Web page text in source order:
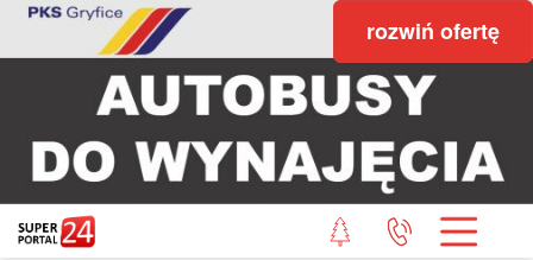
rozwiń ofertę